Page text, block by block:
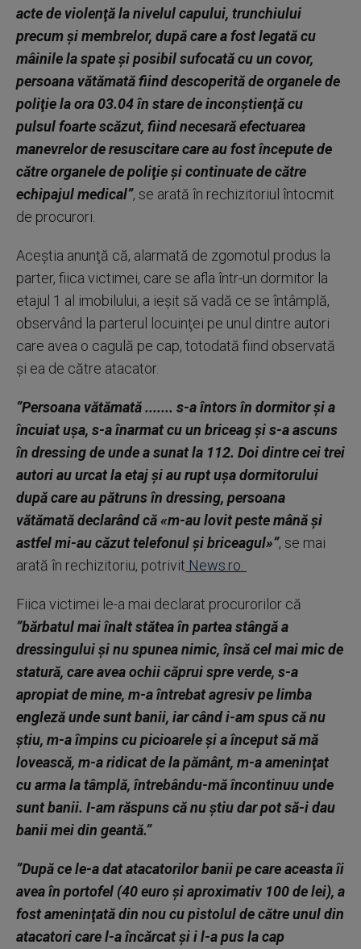
acte de violenţă la nivelul capului, trunchiului
precum şi membrelor, după care a fost legată cu
mâinile la spate şi posibil sufocată cu un covor,
persoana vătămată fiind descoperită de organele de
poliţie la ora 03.04 în stare de inconştienţă cu
pulsul foarte scăzut, fiind necesară efectuarea
manevrelor de resuscitare care au fost începute de
către organele de poliţie şi continuate de către
echipajul medical”, se arată în rechizitoriul întocmit
de procurori.
Aceştia anunţă că, alarmată de zgomotul produs la
parter, fiica victimei, care se afla într-un dormitor la
etajul 1 al imobilului, a ieşit să vadă ce se întâmplă,
observând la parterul locuinţei pe unul dintre autori
care avea o cagulă pe cap, totodată fiind observată
şi ea de către atacator.
”Persoana vătămată ....... s-a întors în dormitor şi a
încuiat uşa, s-a înarmat cu un briceag şi s-a ascuns
în dressing de unde a sunat la 112. Doi dintre cei trei
autori au urcat la etaj şi au rupt uşa dormitorului
după care au pătruns în dressing, persoana
vătămată declarând că «m-au lovit peste mână şi
astfel mi-au căzut telefonul şi briceagul»”, se mai
arată în rechizitoriu, potrivit News.ro.
Fiica victimei le-a mai declarat procurorilor că
”bărbatul mai înalt stătea în partea stângă a
dressingului şi nu spunea nimic, însă cel mai mic de
statură, care avea ochii căprui spre verde, s-a
apropiat de mine, m-a întrebat agresiv pe limba
engleză unde sunt banii, iar când i-am spus că nu
ştiu, m-a împins cu picioarele şi a început să mă
lovească, m-a ridicat de la pământ, m-a ameninţat
cu arma la tâmplă, întrebându-mă încontinuu unde
sunt banii. I-am răspuns că nu ştiu dar pot să-i dau
banii mei din geantă.”
”După ce le-a dat atacatorilor banii pe care aceasta îi
avea în portofel (40 euro şi aproximativ 100 de lei), a
fost ameninţată din nou cu pistolul de către unul din
atacatori care l-a încărcat şi i l-a pus la cap